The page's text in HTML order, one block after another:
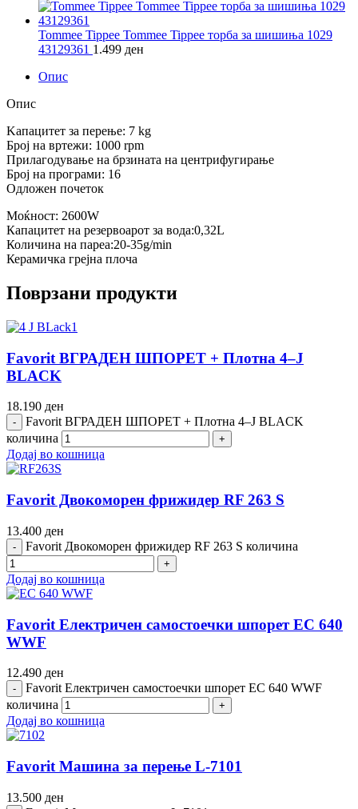
Tommee Tippee Tommee Tippee торба за шишиња 1029
43129361 1.499 ден
Опис
Опис
Kапацитет за перење: 7 kg
Број на вртежи: 1000 rpm
Прилагодување на брзината на центрифугирање
Број на програми: 16
Одложен почеток
Моќност: 2600W
Капацитет на резервоарот за вода:0,32L
Количина на пареа:20-35g/min
Керамичка грејна плоча
Поврзани продукти
Favorit ВГРАДЕН ШПОРЕТ + Плотна 4–J
BLACK
18.190 ден
Favorit ВГРАДЕН ШПОРЕТ + Плотна 4–J BLACK
количина
Додај во кошница
Favorit Двокоморен фрижидер RF 263 S
13.400 ден
Favorit Двокоморен фрижидер RF 263 S количина
Додај во кошница
Favorit Електричен самостоечки шпорет EC 640
WWF
12.490 ден
Favorit Електричен самостоечки шпорет EC 640 WWF
количина
Додај во кошница
Favorit Машина за перење L-7101
13.500 ден